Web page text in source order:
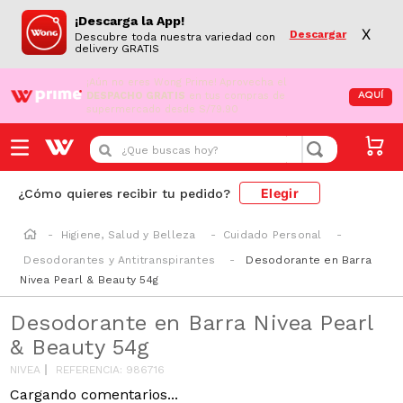
¡Descarga la App!
Descubre toda nuestra variedad con
delivery GRATIS
Descargar X
¡Aún no eres Wong Prime! Aprovecha el
DESPACHO GRATIS en tus compras de
supermercado desde S/79.90
AQUÍ
¿Que buscas hoy?
¿Cómo quieres recibir tu pedido? Elegir
Higiene, Salud y Belleza
Cuidado Personal
Desodorantes y Antitranspirantes
Desodorante en Barra
Nivea Pearl & Beauty 54g
Desodorante en Barra Nivea Pearl
& Beauty 54g
NIVEA REFERENCIA: 986716
Cargando comentarios...